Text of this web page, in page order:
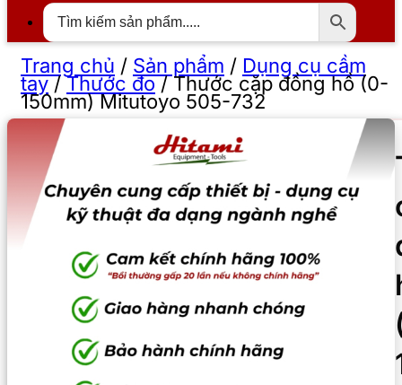
Trang chủ / Sản phẩm / Dụng cụ cầm
tay/Thước đo/Thước cặp đồng hồ (0-
150mm) Mitutoyo 505-732